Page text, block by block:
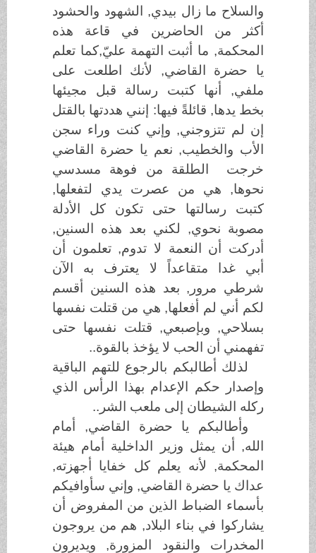
والسلاح ما زال بيدي, الشهود والحشود
أكثر من الحاضرين في قاعة هذه
المحكمة, ما أثبت التهمة عليّ,كما تعلم
يا حضرة القاضي, لأنك اطلعت على
ملفي, أنها كتبت رسالة قبل مجيئها
بخط يدها, قائلةً فيها: إنني هددتها بالقتل
إن لم تتزوجني, وإني كنت وراء سجن
الأب والخطيب, نعم يا حضرة القاضي
خرجت الطلقة من فوهة مسدسي
نحوها, هي من عصرت يدي لتفعلها,
كتبت رسالتها حتى تكون كل الأدلة
مصوبة نحوي, لكني بعد هذه السنين,
أدركت أن النعمة لا تدوم, تعلمون أن
أبي غدا متقاعداً لا يعترف به الآن
شرطي مرور, بعد هذه السنين أقسم
لكم أني لم أفعلها, هي من قتلت نفسها
بسلاحي, وبإصبعي, قتلت نفسها حتى
تفهمني أن الحب لا يؤخذ بالقوة..
لذلك أطالبكم بالرجوع للتهم الباقية
وإصدار حكم الإعدام بهذا الرأس الذي
ركله الشيطان إلى ملعب الشر..
وأطالبكم يا حضرة القاضي, أمام
الله, أن يمثل وزير الداخلية أمام هيئة
المحكمة, لأنه يعلم كل خفايا أجهزته,
عداك يا حضرة القاضي, وإني سأوافيكم
بأسماء الضباط الذين من المفروض أن
يشاركوا في بناء البلاد, هم من يروجون
المخدرات والنقود المزورة, ويديرون